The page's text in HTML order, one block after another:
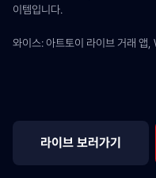
이템입니다.
와이스: 아트토이 라이브 거래 앱
라이브 보러가기